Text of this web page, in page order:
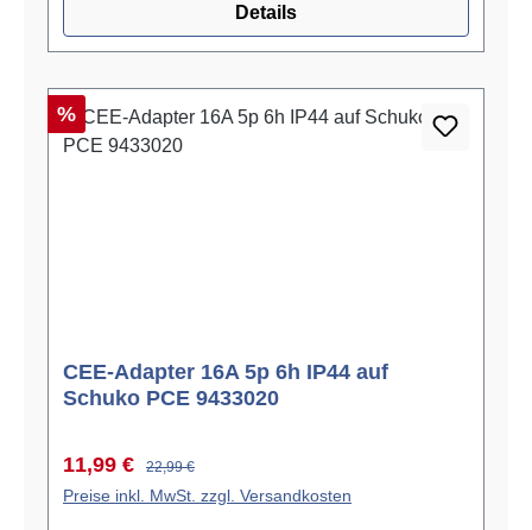
Details
Rabatt
%
CEE-Adapter 16A 5p 6h IP44 auf
Schuko PCE 9433020
Verkaufspreis:
11,99 € Regulärer Preis:
22,99 €
Preise inkl. MwSt. zzgl. Versandkosten